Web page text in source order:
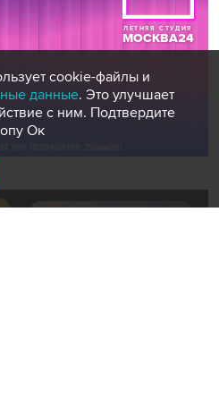
cookie-файлы и
данные. Это улучшает
с ним. Подтвердите
Ок